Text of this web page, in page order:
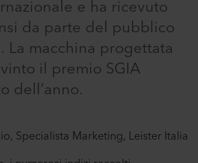
e ha ricevuto
da parte del pubblico
La macchina progettata
il premio SGIA
dell’anno.
Specialista Marketing, Leister Italia